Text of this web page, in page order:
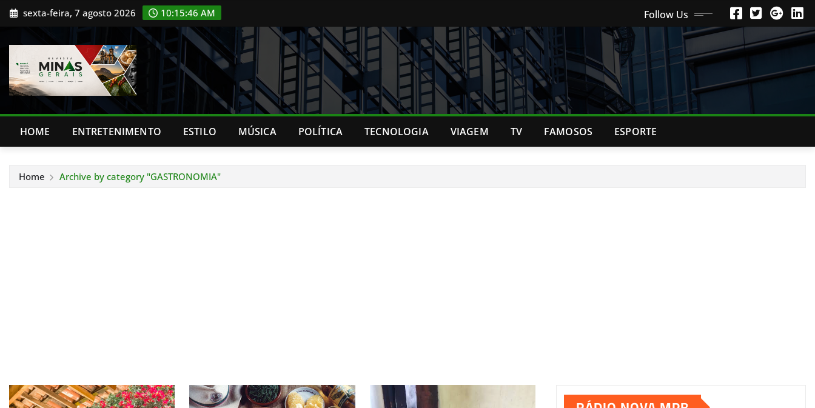
Skip sexta-feira, 7 agosto 2026 10:15:47 AM Follow Us
HOME ENTRETENIMENTO ESTILO MÚSICA POLÍTICA TECNOLOGIA VIAGEM TV FAMOSOS ESPORTE
Home Archive by category "GASTRONOMIA"